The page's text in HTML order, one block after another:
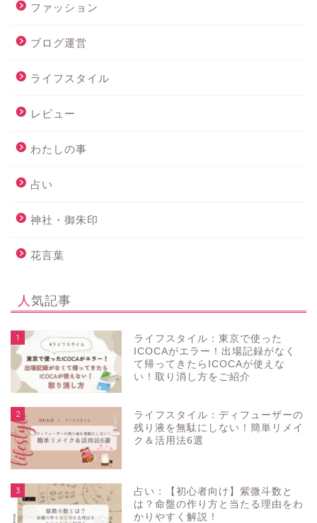
ファッション
ブログ運営
ライフスタイル
レビュー
わたしの事
占い
神社・御朱印
花言葉
人気記事
1
ライフスタイル：東京で使った
ICOCAがエラー！出場記録がなく
て帰ってきたらICOCAが使えな
い！取り消し方をご紹介
2
ライフスタイル：ディフューザーの
残り液を無駄にしない！簡単リメイ
ク＆活用法6選
3
占い：【初心者向け】紫微斗数と
は？命盤の作り方と当たる理由をわ
かりやすく解説！